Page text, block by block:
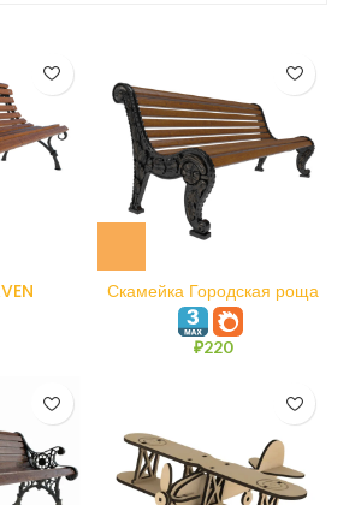
Скамейка Городская роща
₽220